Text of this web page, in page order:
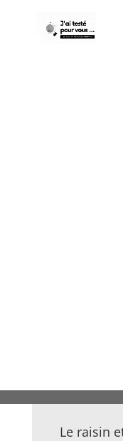
Le raisin